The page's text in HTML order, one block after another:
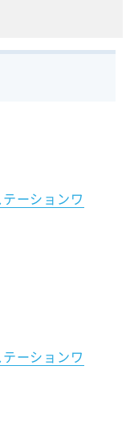
ーションワ
ーションワ